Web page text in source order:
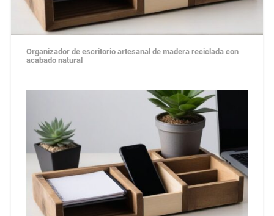
Organizador de escritorio artesanal de madera reciclada con
acabado natural